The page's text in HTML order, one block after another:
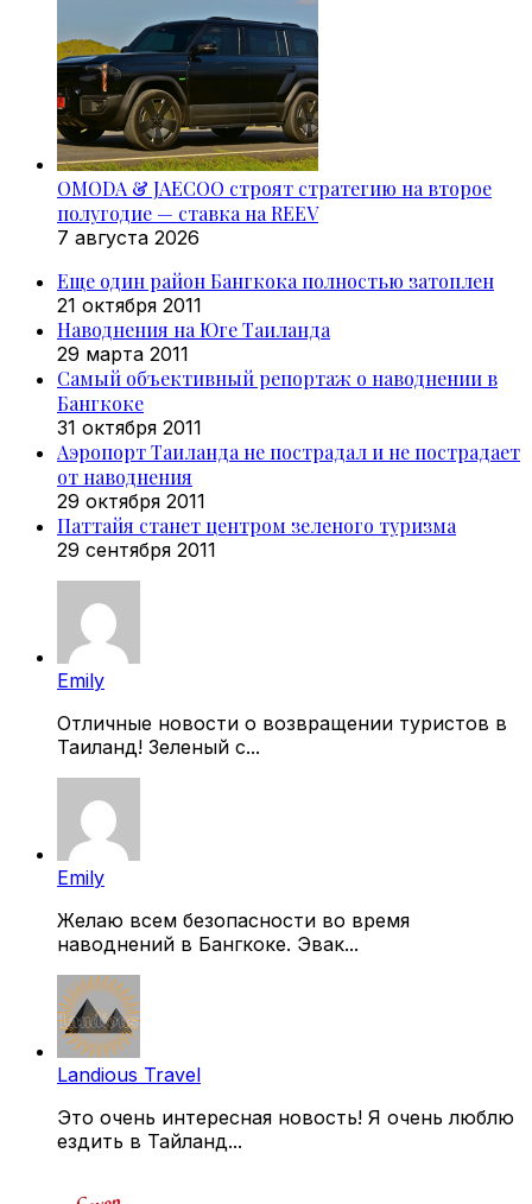
OMODA & JAECOO строят стратегию на второе
полугодие — ставка на REEV
7 августа 2026
Еще один район Бангкока полностью затоплен
21 октября 2011
Наводнения на Юге Таиланда
29 марта 2011
Самый объективный репортаж о наводнении в
Бангкоке
31 октября 2011
Аэропорт Таиланда не пострадал и не пострадает
от наводнения
29 октября 2011
Паттайя станет центром зеленого туризма
29 сентября 2011
Emily
Отличные новости о возвращении туристов в
Таиланд! Зеленый с...
Emily
Желаю всем безопасности во время
наводнений в Бангкоке. Эвак...
Landious Travel
Это очень интересная новость! Я очень люблю
ездить в Тайланд...